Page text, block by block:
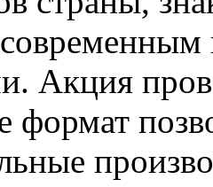
Акция
формат